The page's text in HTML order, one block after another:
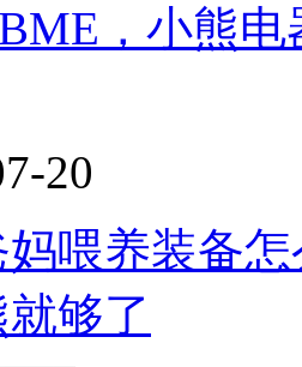
，小熊
20
喂养装备
够了